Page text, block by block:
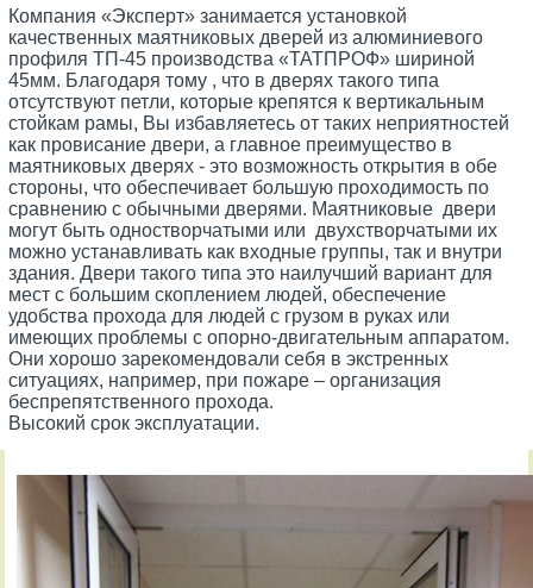
Компания «Эксперт» занимается установкой
качественных маятниковых дверей из алюминиевого
профиля ТП-45 производства «ТАТПРОФ» шириной
45мм. Благодаря тому , что в дверях такого типа
отсутствуют петли, которые крепятся к вертикальным
стойкам рамы, Вы избавляетесь от таких неприятностей
как провисание двери, а главное преимущество в
маятниковых дверях - это возможность открытия в обе
стороны, что обеспечивает большую проходимость по
сравнению с обычными дверями. Маятниковые двери
могут быть одностворчатыми или двухстворчатыми их
можно устанавливать как входные группы, так и внутри
здания. Двери такого типа это наилучший вариант для
мест с большим скоплением людей, обеспечение
удобства прохода для людей с грузом в руках или
имеющих проблемы с опорно-двигательным аппаратом.
Они хорошо зарекомендовали себя в экстренных
ситуациях, например, при пожаре – организация
беспрепятственного прохода.
Высокий срок эксплуатации.